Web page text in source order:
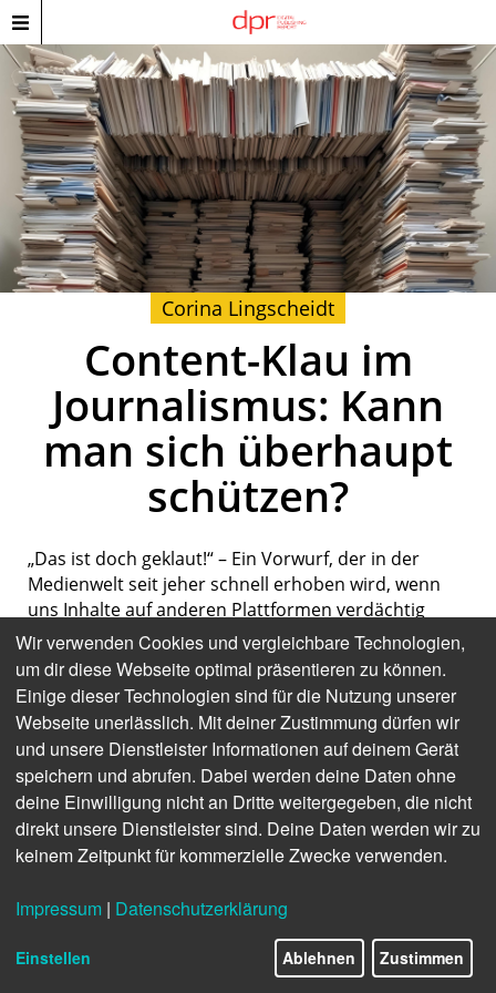
Corina Lingscheidt
Content-Klau im
Journalismus: Kann
man sich überhaupt
schützen?
„Das ist doch geklaut!“ – Ein Vorwurf, der in der
Medienwelt seit jeher schnell erhoben wird, wenn
uns Inhalte auf anderen Plattformen verdächtig
bekannt vorkommen. Lange vor ChatGPT und Co.
schrieben Website-Betreiber, Publisher, Redakteure
und SEOs voneinander ab – oder übernahmen
Fakten, um darauf ihre eigenen Geschichten
aufzubauen. Und nun haben wir Publisher nicht
mehr nur voreinander und vor den großen Tech-
Firmen wie Google und Meta Angst, wenn es darum
geht, unsere Recherchen zu schützen und sie nicht
zu unseren Ungunsten von Dritten zu Geld machen
zu lassen. Neuerdings fürchten wir uns besonders
Systeme unsere Inhalte klauen.
Nicht ganz zu Unrecht, wenn wir uns das aktuelle
Wir verwenden Cookies und vergleichbare Technologien,
um dir diese Webseite optimal präsentieren zu können.
Einige dieser Technologien sind für die Nutzung unserer
Webseite unerlässlich. Mit deiner Zustimmung dürfen wir
und unsere Dienstleister Informationen auf deinem Gerät
speichern und abrufen. Dabei werden deine Daten ohne
deine Einwilligung nicht an Dritte weitergegeben, die nicht
direkt unsere Dienstleister sind. Deine Daten werden wir zu
keinem Zeitpunkt für kommerzielle Zwecke verwenden.
Impressum | Datenschutzerklärung
Einstellen Ablehnen Zustimmen